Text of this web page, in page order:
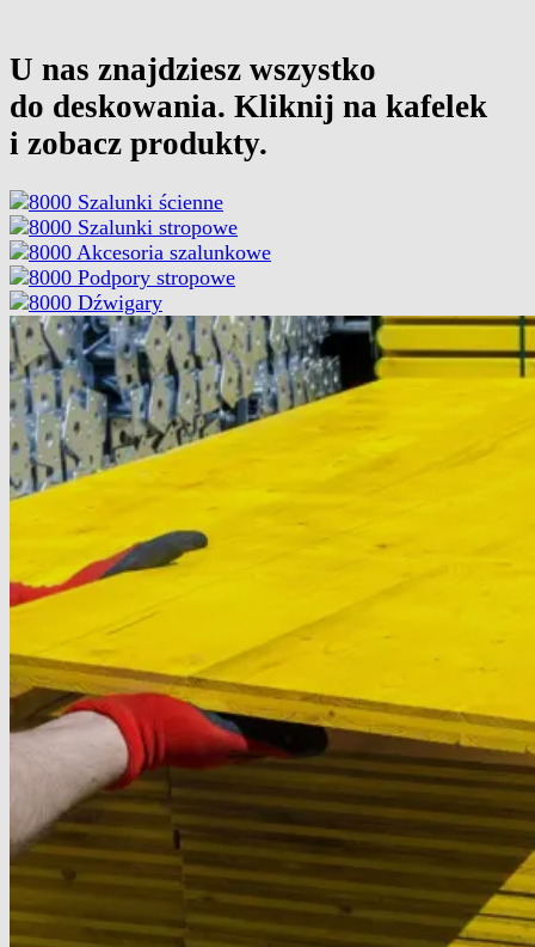
U nas znajdziesz wszystko
do deskowania. Kliknij na kafelek
i zobacz produkty.
Szalunki ścienne
Szalunki stropowe
Akcesoria szalunkowe
Podpory stropowe
Dźwigary